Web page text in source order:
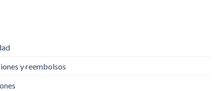
y reembolsos